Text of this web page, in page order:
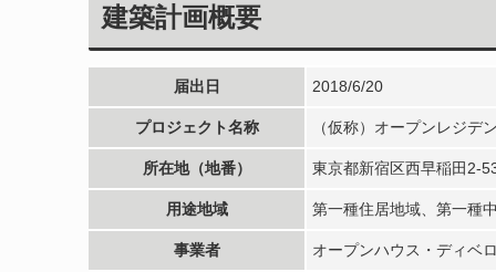
建築計画概要
届出日 2018/6/20
プロジェクト名称 （仮称）オープンレジデ
所在地（地番） 東京都新宿区西早稲田2-
用途地域 第一種住居地域、第一種
事業者 オープンハウス・ディベ